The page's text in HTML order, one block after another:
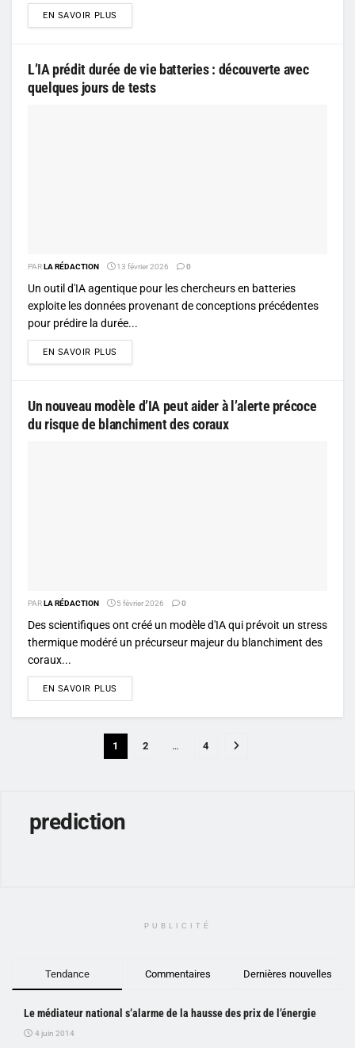
EN SAVOIR PLUS
L’IA prédit durée de vie batteries : découverte avec
quelques jours de tests
PARLA RÉDACTION 13 février 2026 0
Un outil d'IA agentique pour les chercheurs en batteries
exploite les données provenant de conceptions précédentes
pour prédire la durée...
EN SAVOIR PLUS
Un nouveau modèle d’IA peut aider à l’alerte précoce
du risque de blanchiment des coraux
PARLA RÉDACTION 5 février 2026 0
Des scientifiques ont créé un modèle d'IA qui prévoit un stress
thermique modéré un précurseur majeur du blanchiment des
coraux...
EN SAVOIR PLUS
1 2 … 4
prediction
PUBLICITÉ
Tendance Commentaires Dernières nouvelles
Le médiateur national s’alarme de la hausse des prix de l’énergie
4 juin 2014